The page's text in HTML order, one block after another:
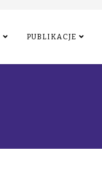
PUBLIKACJE